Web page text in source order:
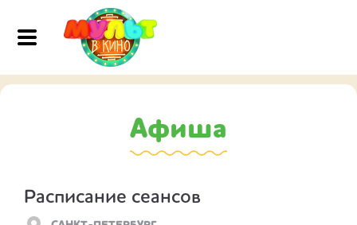
Афиша
Расписание сеансов